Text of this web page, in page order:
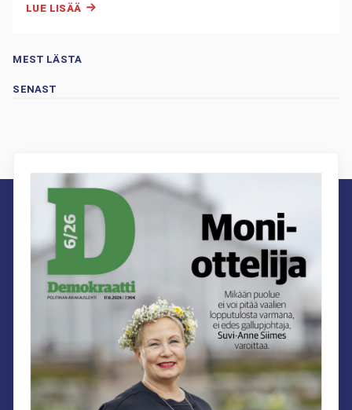
LUE LISÄÄ
MEST LÄSTA
SENAST